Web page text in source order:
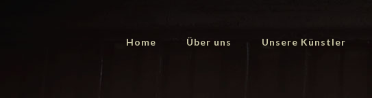
Home Über uns Unsere Künstler